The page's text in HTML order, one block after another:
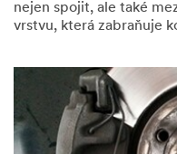
Děkujeme,
kontaktovali
společnost
3M
nejen spojit, ale také
vrstvu, která zabraňuje